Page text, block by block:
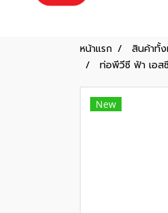
หน้าแรก สินค้าทั้
ท่อพีวีซี ฟ้า เอส
New